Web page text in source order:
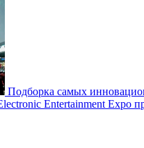
Подборка самых
Entertainment Expo